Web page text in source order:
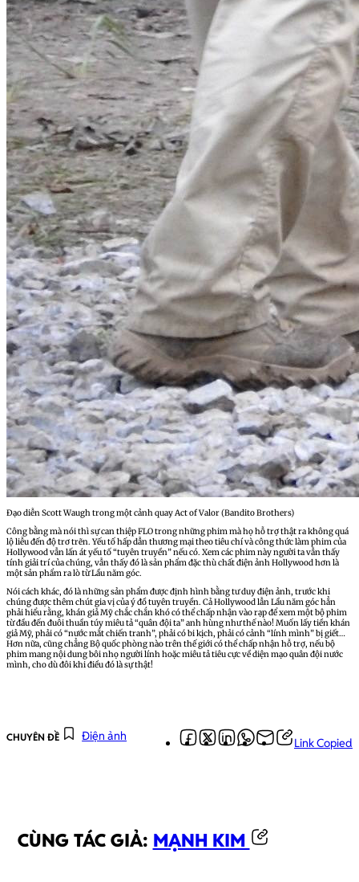
Đạo diễn Scott Waugh trong một cảnh quay Act of Valor (Bandito Brothers)
Công bằng mà nói thì sự can thiệp FLO trong những phim mà họ hỗ trợ thật ra không quá
lộ liễu đến độ trơ trẽn. Yếu tố hấp dẫn thương mại theo tiêu chí và công thức làm phim của
Hollywood vẫn lấn át yếu tố “tuyên truyền” nếu có. Xem các phim này người ta vẫn thấy
tính giải trí của chúng, vẫn thấy đó là sản phẩm đặc thù chất điện ảnh Hollywood hơn là
một sản phẩm ra lò từ Lầu năm góc.
Nói cách khác, đó là những sản phẩm được định hình bằng tư duy điện ảnh, trước khi
chúng được thêm chút gia vị của ý đồ tuyên truyền. Cả Hollywood lẫn Lầu năm góc hẳn
phải hiểu rằng, khán giả Mỹ chắc chắn khó có thể chấp nhận vào rạp để xem một bộ phim
từ đầu đến đuôi thuần túy miêu tả “quân đội ta” anh hùng như thế nào! Muốn lấy tiền khán
giả Mỹ, phải có “nước mắt chiến tranh”, phải có bi kịch, phải có cảnh “lính mình” bị giết…
Hơn nữa, cũng chẳng Bộ quốc phòng nào trên thế giới có thể chấp nhận hỗ trợ, nếu bộ
phim mang nội dung bôi nhọ người lính hoặc miêu tả tiêu cực về diện mạo quân đội nước
mình, cho dù đôi khi điều đó là sự thật!
CHUYÊN ĐỀ Điện ảnh Link Copied
CÙNG TÁC GIẢ: MẠNH KIM